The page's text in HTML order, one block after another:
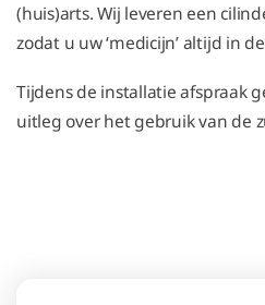
(huis)arts. Wij leveren een
zodat u uw ‘medicijn’ altijd in
Tijdens de installatie afspraak
uitleg over het gebruik van de